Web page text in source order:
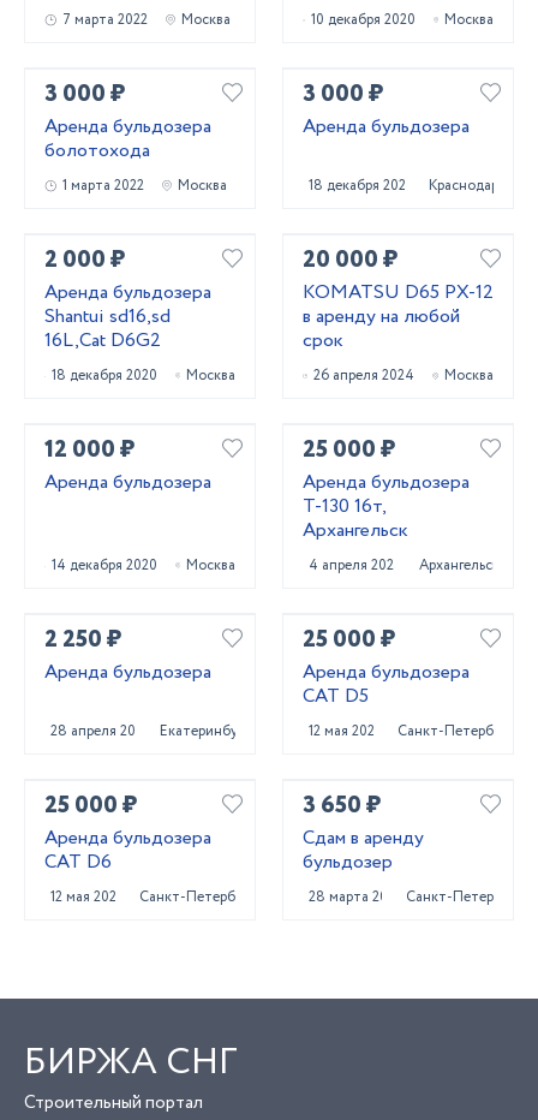
7 марта 2022 Москва 10 декабря 2020 Москва
3 000 ₽
Аренда бульдозера
болотохода
1 марта 2022 Москва
3 000 ₽
Аренда бульдозера
18 декабря 2022 Краснодар
2 000 ₽
Аренда бульдозера
Shantui sd16,sd
16L,Cat D6G2
18 декабря 2020 Москва
20 000 ₽
KOMATSU D65 PX-12
в аренду на любой
срок
26 апреля 2024 Москва
12 000 ₽
Аренда бульдозера
14 декабря 2020 Москва
25 000 ₽
Аренда бульдозера
Т-130 16т,
Архангельск
4 апреля 2025 Архангельск
2 250 ₽
Аренда бульдозера
28 апреля 2025 Екатеринбург
25 000 ₽
Аренда бульдозера
CAT D5
12 мая 2022 Санкт-Петербург
25 000 ₽
Аренда бульдозера
CAT D6
12 мая 2022 Санкт-Петербург
3 650 ₽
Сдам в аренду
бульдозер
28 марта 2023 Санкт-Петербург
БИРЖА СНГ
Строительный портал